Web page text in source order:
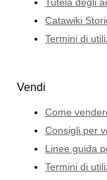
Catawiki
Termini di
Vendi
Come
Consigli per
Linee guida
Termini di